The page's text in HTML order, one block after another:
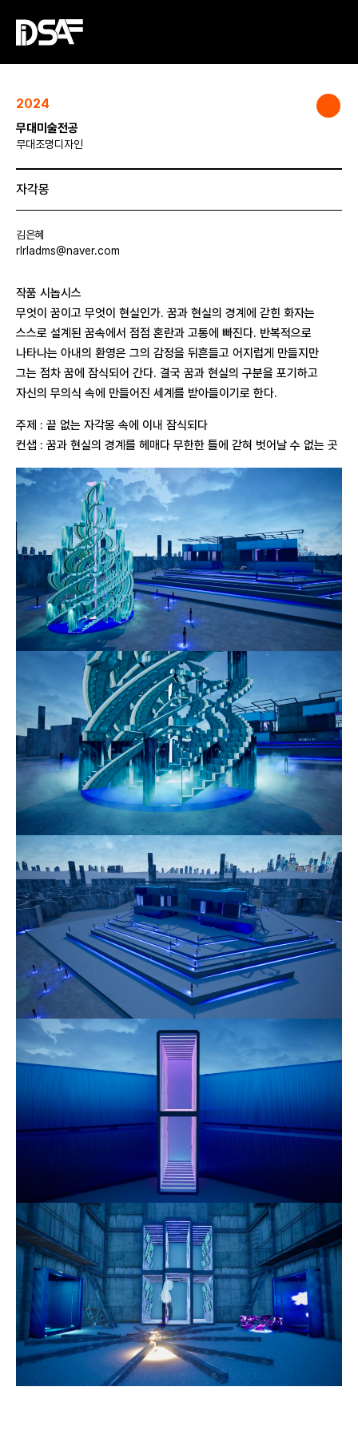
2024
무대미술전공
무대조명디자인
자각몽
김은혜
rlrladms@naver.com
작품 시놉시스
무엇이 꿈이고 무엇이 현실인가. 꿈과 현실의 경계에 갇힌 화자는
스스로 설계된 꿈속에서 점점 혼란과 고통에 빠진다. 반복적으로
나타나는 아내의 환영은 그의 감정을 뒤흔들고 어지럽게 만들지만
그는 점차 꿈에 잠식되어 간다. 결국 꿈과 현실의 구분을 포기하고
자신의 무의식 속에 만들어진 세계를 받아들이기로 한다.
주제 : 끝 없는 자각몽 속에 이내 잠식되다
컨샙 : 꿈과 현실의 경계를 헤매다 무한한 틀에 갇혀 벗어날 수 없는 곳